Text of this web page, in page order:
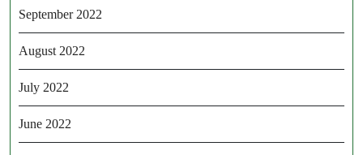
September 2022
August 2022
July 2022
June 2022